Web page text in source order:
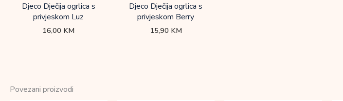
Djeco Dječija ogrlica s
privjeskom Luz
16,00 KM
Djeco Dječija ogrlica s
privjeskom Berry
15,90 KM
Povezani proizvodi